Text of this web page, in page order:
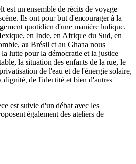
est un ensemble de récits de voyage
Ils ont pour but d'encourager à la
quotidien d'une manière ludique.
en Inde, en Afrique du Sud, en
au Brésil et au Ghana nous
la lutte pour la démocratie et la justice
la situation des enfants de la rue, le
de l'eau et de l'énergie solaire,
dignité, de l'identité et bien d'autres
est suivie d'un débat avec les
également des ateliers de